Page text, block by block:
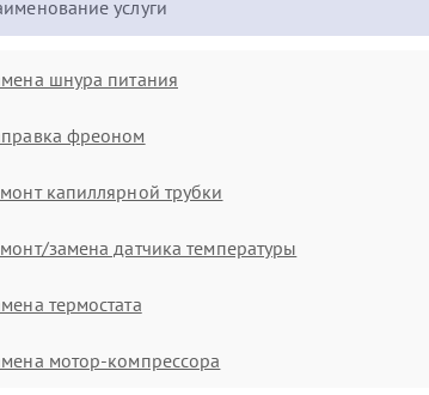
услуги
шнура питания
фреоном
капиллярной трубки
замена датчика температуры
термостата
мотор-компрессора